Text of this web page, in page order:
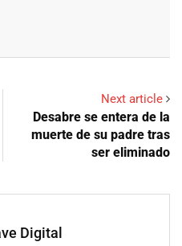
Next article
Desabre se entera de la
muerte de su padre tras
ser eliminado
Digital